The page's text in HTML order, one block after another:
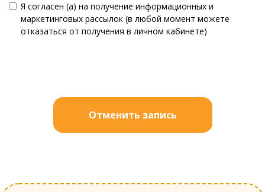
Я согласен (а) на получение информационных и
маркетинговых рассылок (в любой момент можете
отказаться от получения в личном кабинете)
Отменить запись